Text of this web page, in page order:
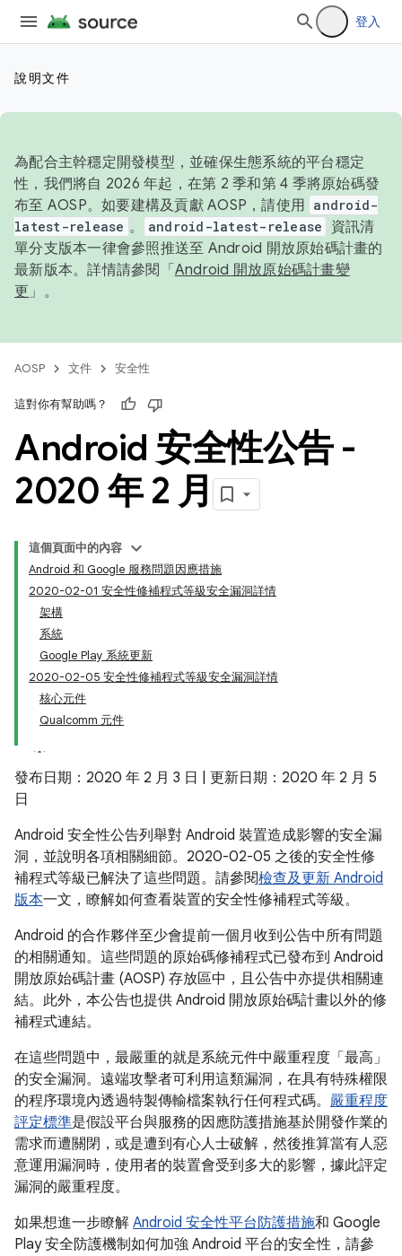
登入
說明文件
為配合主幹穩定開發模型，並確保生態系統的平台穩定
性，我們將自 2026 年起，在第 2 季和第 4 季將原始碼發
布至 AOSP。如要建構及貢獻 AOSP，請使用 android-
latest-release 。 android-latest-release
資訊清
單分支版本一律會參照推送至 Android 開放原始碼計畫的
最新版本。詳情請參閱「 Android 開放原始碼計畫變
更 」。
AOSP 文件 安全性
這對你有幫助嗎？
Android 安全性公告 -
2020 年 2 月
這個頁面中的內容
Android 和 Google 服務問題因應措施
2020-02-01 安全性修補程式等級安全漏洞詳情
架構
系統
Google Play 系統更新
2020-02-05 安全性修補程式等級安全漏洞詳情
核心元件
Qualcomm 元件
發布日期：2020 年 2 月 3 日 | 更新日期：2020 年 2 月 5
日
Android 安全性公告列舉對 Android 裝置造成影響的安全漏
洞，並說明各項相關細節。2020-02-05 之後的安全性修
補程式等級已解決了這些問題。請參閱檢查及更新 Android
版本一文，瞭解如何查看裝置的安全性修補程式等級。
Android 的合作夥伴至少會提前一個月收到公告中所有問題
的相關通知。這些問題的原始碼修補程式已發布到 Android
開放原始碼計畫 (AOSP) 存放區中，且公告中亦提供相關連
結。此外，本公告也提供 Android 開放原始碼計畫以外的修
補程式連結。
在這些問題中，最嚴重的就是系統元件中嚴重程度「最高」
的安全漏洞。遠端攻擊者可利用這類漏洞，在具有特殊權限
的程序環境內透過特製傳輸檔案執行任何程式碼。 嚴重程度
評定標準是假設平台與服務的因應防護措施基於開發作業的
需求而遭關閉，或是遭到有心人士破解，然後推算當有人惡
意運用漏洞時，使用者的裝置會受到多大的影響，據此評定
漏洞的嚴重程度。
如果想進一步瞭解 Android 安全性平台防護措施和 Google
Play 安全防護機制如何加強 Android 平台的安全性，請參